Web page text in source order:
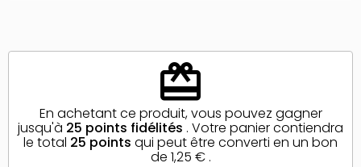
redeem
En achetant ce produit, vous pouvez gagner
jusqu'à 25 points fidélités . Votre panier contiendra
le total 25 points qui peut être converti en un bon
de 1,25 €.